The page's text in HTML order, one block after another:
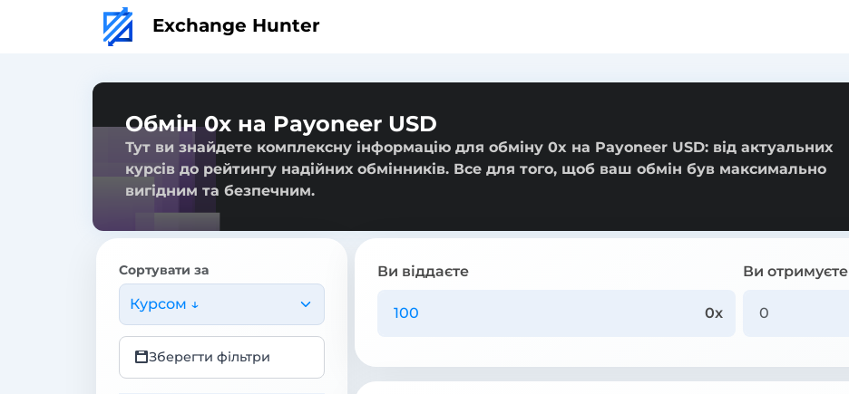
Exchange Hunter
Обмін 0x на Payoneer USD
Тут ви знайдете комплексну інформацію для обміну 0x на Payoneer USD: від актуальних
курсів до рейтингу надійних обмінників. Все для того, щоб ваш обмін був максимально
вигідним та безпечним.
Сортувати за
Курсом ↓
Зберегти фільтри
Ви віддаєте
0x
Ви отримуєте